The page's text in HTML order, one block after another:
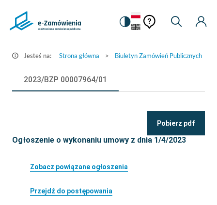
Szczegóły
e-
Ustawienia
Zmiana
na
kontrastową
Pomoc
kontekstowa
Pomoc
Moje
Jesteś na: Strona główna > Biuletyn Zamówień Publicznych
2023/BZP 00007964/01
Pobierz pdf
Ogłoszenie o wykonaniu umowy z dnia 1/4/2023
Zobacz powiązane ogłoszenia
Przejdź do postępowania